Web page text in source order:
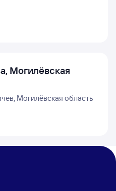
Могилёвская
Могилёвская область